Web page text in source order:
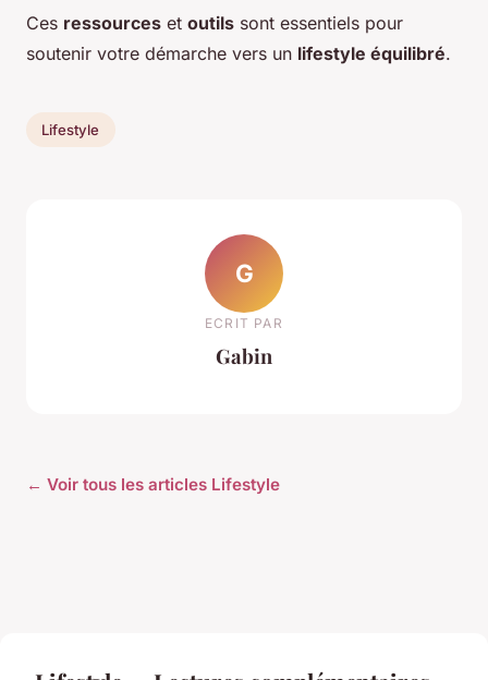
Ces ressources et outils sont essentiels pour
soutenir votre démarche vers un lifestyle équilibré.
Lifestyle
G
ECRIT PAR
Gabin
← Voir tous les articles Lifestyle